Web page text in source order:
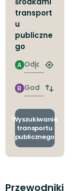
transport
u
publiczne
go
Odjazd
A
Znajdź
Godzinie
przyjazdu
B
Zmiana
i
Wyszukiwanie
transportu
publicznego
Przewodniki